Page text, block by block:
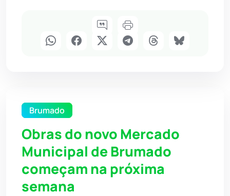
Brumado
Obras do novo Mercado
Municipal de Brumado
começam na próxima
semana